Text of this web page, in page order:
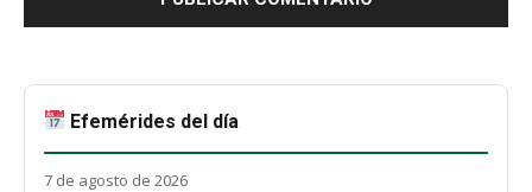
Efemérides del día
7 de agosto de 2026